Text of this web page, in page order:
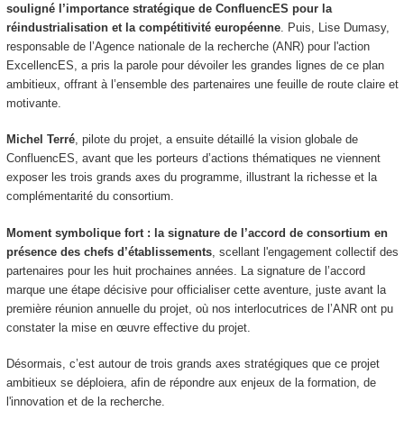
souligné l’importance stratégique de ConfluencES pour la
réindustrialisation et la compétitivité européenne. Puis, Lise Dumasy,
responsable de l’Agence nationale de la recherche (ANR) pour l'action
ExcellencES, a pris la parole pour dévoiler les grandes lignes de ce plan
ambitieux, offrant à l’ensemble des partenaires une feuille de route claire et
motivante.
Michel Terré, pilote du projet, a ensuite détaillé la vision globale de
ConfluencES, avant que les porteurs d’actions thématiques ne viennent
exposer les trois grands axes du programme, illustrant la richesse et la
complémentarité du consortium.
Moment symbolique fort : la signature de l’accord de consortium en
présence des chefs d’établissements, scellant l'engagement collectif des
partenaires pour les huit prochaines années. La signature de l’accord
marque une étape décisive pour officialiser cette aventure, juste avant la
première réunion annuelle du projet, où nos interlocutrices de l’ANR ont pu
constater la mise en œuvre effective du projet.
Désormais, c’est autour de trois grands axes stratégiques que ce projet
ambitieux se déploiera, afin de répondre aux enjeux de la formation, de
l'innovation et de la recherche.